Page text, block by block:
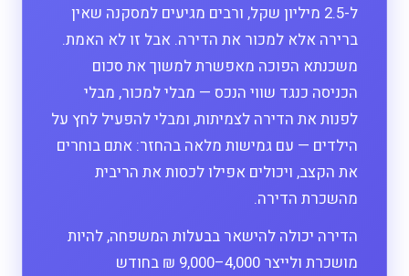
ל-2.5 מיליון שקל, ורבים מגיעים למסקנה שאין
ברירה אלא למכור את הדירה. אבל זו לא האמת.
משכנתא הפוכה מאפשרת למשוך את סכום
הכניסה כנגד שווי הנכס — מבלי למכור, מבלי
לפנות את הדירה לצמיתות, ומבלי להפעיל לחץ על
הילדים — עם גמישות מלאה בהחזר: אתם בוחרים
את הקצב, ויכולים אפילו לכסות את הריבית
מהשכרת הדירה.
הדירה יכולה להישאר בבעלות המשפחה, להיות
מושכרת ולייצר 4,000–9,000 ₪ בחודש